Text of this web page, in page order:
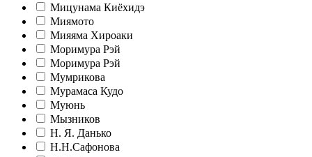
Мицунама Киёхидэ
Миямото
Мияяма Хироаки
Моримура Рэй
Моримура Рэй
Мумрикова
Мурамаса Кудо
Муюнь
Мызников
Н. Я. Данько
Н.Н.Сафонова